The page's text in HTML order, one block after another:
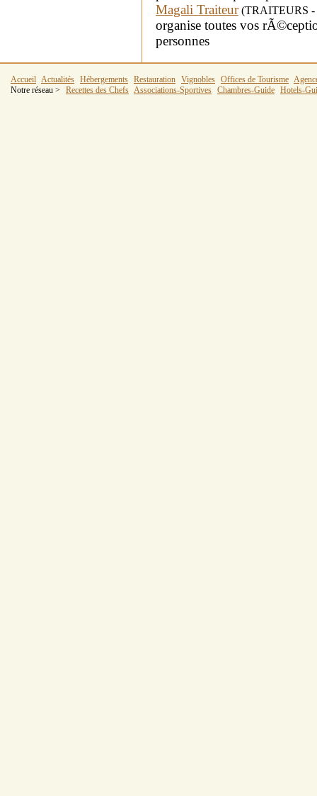
Magali Traiteur(TRAITEURS -
organise toutes vos
personnes
Accueil Actualités Hébergements Restauration Vignobles Offices de Tourisme
Notre réseau >
Recettes des Chefs Associations-Sportives Chambres-Guide Hotels-